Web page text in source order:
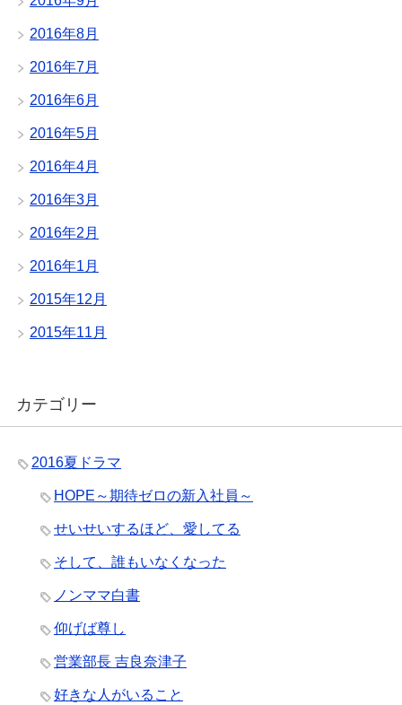
2016年8月
2016年7月
2016年6月
2016年5月
2016年4月
2016年3月
2016年2月
2016年1月
2015年12月
2015年11月
カテゴリー
2016夏ドラマ
HOPE～期待ゼロの新入社員～
せいせいするほど、愛してる
そして、誰もいなくなった
ノンママ白書
仰げば尊し
営業部長 吉良奈津子
好きな人がいること